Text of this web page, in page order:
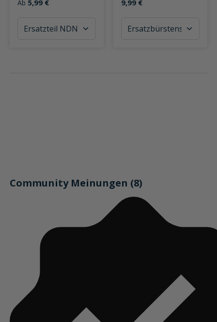
Ab 5,99 € 9,99 €
Community Meinungen (8)